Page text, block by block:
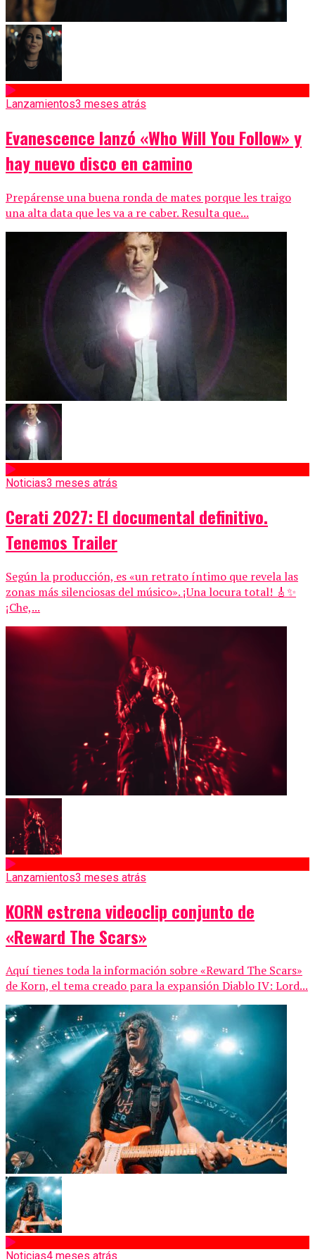
Lanzamientos3 meses atrás
Evanescence lanzó «Who Will You Follow» y
hay nuevo disco en camino
Prepárense una buena ronda de mates porque les traigo
una alta data que les va a re caber. Resulta que...
Noticias3 meses atrás
Cerati 2027: El documental definitivo.
Tenemos Trailer
Según la producción, es «un retrato íntimo que revela las
zonas más silenciosas del músico». ¡Una locura total! 🎸✨
¡Che,...
Lanzamientos3 meses atrás
KORN estrena videoclip conjunto de
«Reward The Scars»
Aquí tienes toda la información sobre «Reward The Scars»
de Korn, el tema creado para la expansión Diablo IV: Lord...
Noticias4 meses atrás